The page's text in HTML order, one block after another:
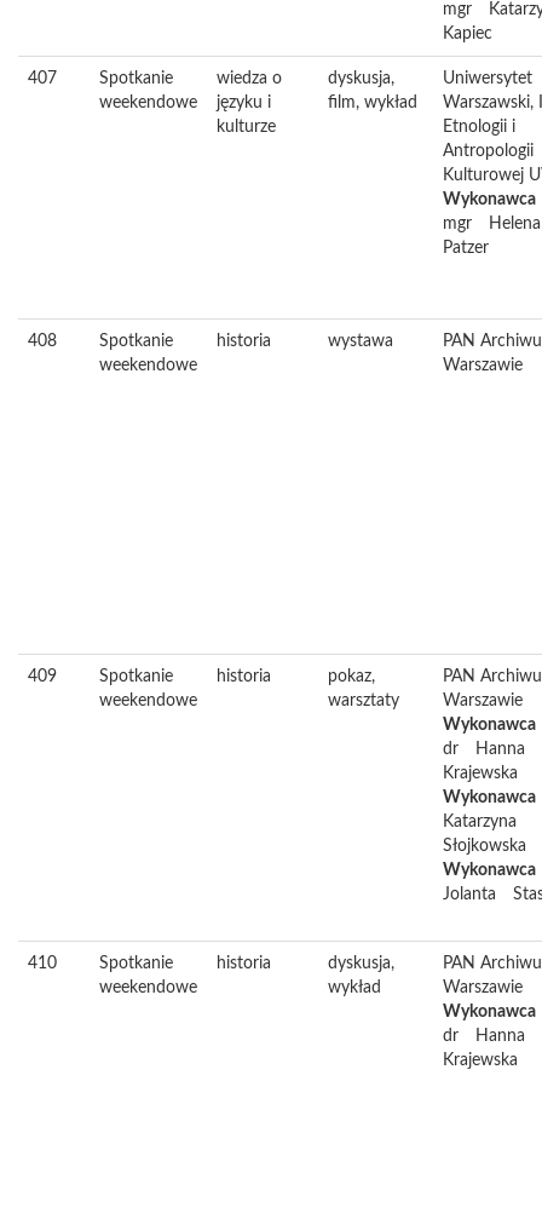
mgr
Kapiec
407
Spotkanie
weekendowe
wiedza o
języku i
kulturze
dyskusja,
film, wykład
Uniwersytet
Warszawski,
Etnologii i
Antropologii
Kulturowej
Wykonawca
mgr
Helena
Patzer
408
Spotkanie
weekendowe
historia wystawa
PAN
Warszawie
409
Spotkanie
weekendowe
historia
pokaz,
warsztaty
PAN
Warszawie
Wykonawca
dr
Hanna
Krajewska
Wykonawca
Katarzyna
Słojkowska
Wykonawca
Jolanta
410
Spotkanie
weekendowe
historia
dyskusja,
wykład
PAN
Warszawie
Wykonawca
dr
Hanna
Krajewska